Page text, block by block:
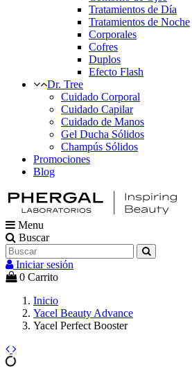
Tratamientos de Día
Tratamientos de Noche
Corporales
Cofres
Duplos
Efecto Flash
Dr. Tree
Cuidado Corporal
Cuidado Capilar
Cuidado de Manos
Gel Ducha Sólidos
Champús Sólidos
Promociones
Blog
Menu
Buscar
Iniciar sesión
0 Carrito
Inicio
Yacel Beauty Advance
Yacel Perfect Booster